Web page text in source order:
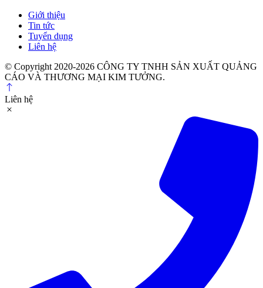
Giới thiệu
Tin tức
Tuyển dụng
Liên hệ
© Copyright 2020-2026 CÔNG TY TNHH SẢN XUẤT QUẢNG
CÁO VÀ THƯƠNG MẠI KIM TƯỞNG.
Liên hệ